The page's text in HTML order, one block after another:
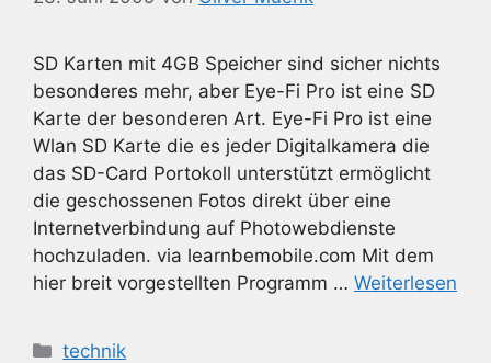
SD Karten mit 4GB Speicher sind sicher nichts
besonderes mehr, aber Eye-Fi Pro ist eine SD
Karte der besonderen Art. Eye-Fi Pro ist eine
Wlan SD Karte die es jeder Digitalkamera die
das SD-Card Portokoll unterstützt ermöglicht
die geschossenen Fotos direkt über eine
Internetverbindung auf Photowebdienste
hochzuladen. via learnbemobile.com Mit dem
hier breit vorgestellten Programm … Weiterlesen
Kategorien
technik